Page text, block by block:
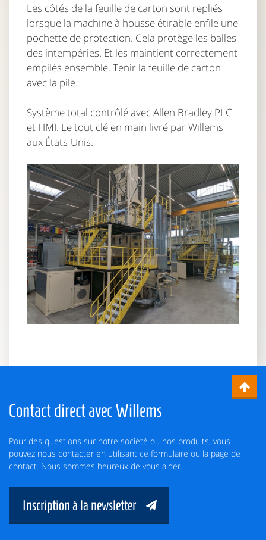
Les côtés de la feuille de carton sont repliés
lorsque la machine à housse étirable enfile une
pochette de protection. Cela protège les balles
des intempéries. Et les maintient correctement
empilés ensemble. Tenir la feuille de carton
avec la pile.
Système total contrôlé avec Allen Bradley PLC
et HMI. Le tout clé en main livré par Willems
aux États-Unis.
Contact direct avec Willems
Pour des questions sur notre société ou nos produits, vous
pouvez nous contacter en utilisant ce formulaire ou la page de
contact. Nous sommes heureux de vous aider.
Inscription à la newsletter